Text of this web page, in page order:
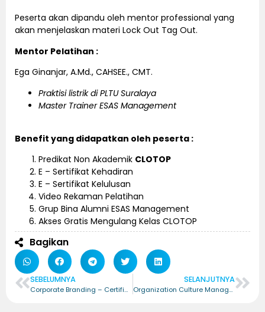
Peserta akan dipandu oleh mentor professional yang
akan menjelaskan materi Lock Out Tag Out.
Mentor Pelatihan :
Ega Ginanjar, A.Md., CAHSEE., CMT.
Praktisi listrik di PLTU Suralaya
Master Trainer ESAS Management
Benefit yang didapatkan oleh peserta :
Predikat Non Akademik CLOTOP
E – Sertifikat Kehadiran
E – Sertifikat Kelulusan
Video Rekaman Pelatihan
Grup Bina Alumni ESAS Management
Akses Gratis Mengulang Kelas CLOTOP
Bagikan
SEBELUMNYA
Corporate Branding – Certified Corporate Branding Analyst (CCBA)
SELANJUTNYA
Organization Culture Management – Certified Organization Culture Management (COCM)